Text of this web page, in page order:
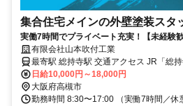
集合住宅メインの外壁塗装スタ
実働7時間でプライベート充実！【未経験
ーマン指導で安心スタート
有限会社山本吹付工業
最寄駅 総持寺駅 交通アクセス JR「総持寺駅」より徒歩約15分 ※
車・バイク通勤OK！
日給10,000円～18,000円
大阪府高槻市
勤務時間 8:30〜17:00 （実働7時間／